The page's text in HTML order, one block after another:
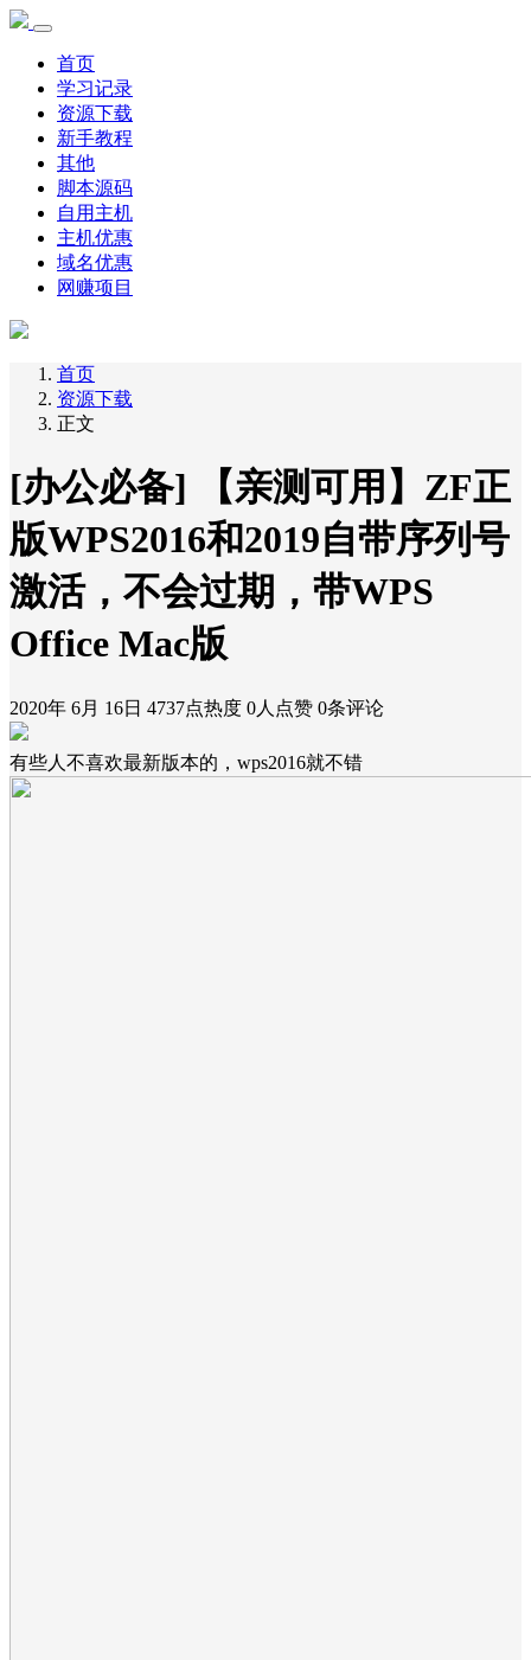
首页
学习记录
资源下载
新手教程
其他
脚本源码
自用主机
主机优惠
域名优惠
网赚项目
首页
资源下载
正文
[办公必备] 【亲测可用】ZF正
版WPS2016和2019自带序列号
激活，不会过期，带WPS
Office Mac版
2020年 6月 16日 4737点热度 0人点赞 0条评论
有些人不喜欢最新版本的，wps2016就不错